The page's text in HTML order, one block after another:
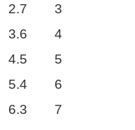
2.7 3
3.6 4
4.5 5
5.4 6
6.3 7